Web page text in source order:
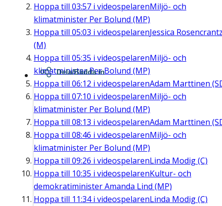
Hoppa till 03:57 i videospelarenMiljö- och
klimatminister Per Bolund (MP)
Hoppa till 05:03 i videospelarenJessica
(M)
Hoppa till 05:35 i videospelarenMiljö- och
klimatminister Per Bolund (MP)
Hoppa till 06:12 i videospelarenAdam Marttinen
Hoppa till 07:10 i videospelarenMiljö- och
klimatminister Per Bolund (MP)
Hoppa till 08:13 i videospelarenAdam Marttinen
Hoppa till 08:46 i videospelarenMiljö- och
klimatminister Per Bolund (MP)
Hoppa till 09:26 i videospelarenLinda Modig (C)
Hoppa till 10:35 i videospelarenKultur- och
demokratiminister Amanda Lind (MP)
Hoppa till 11:34i videospelarenLinda Modig (C)
Dela/Bädda in